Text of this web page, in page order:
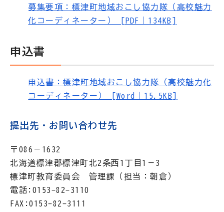
募集要項：標津町地域おこし協力隊（高校魅力
化コーディネーター） [PDF｜134KB]
申込書
申込書：標津町地域おこし協力隊（高校魅力化
コーディネーター） [Word｜15.5KB]
提出先・お問い合わせ先
〒086－1632
北海道標津郡標津町北2条西1丁目1－3
標津町教育委員会 管理課（担当：朝倉）
電話:0153-82-3110
FAX:0153-82-3111